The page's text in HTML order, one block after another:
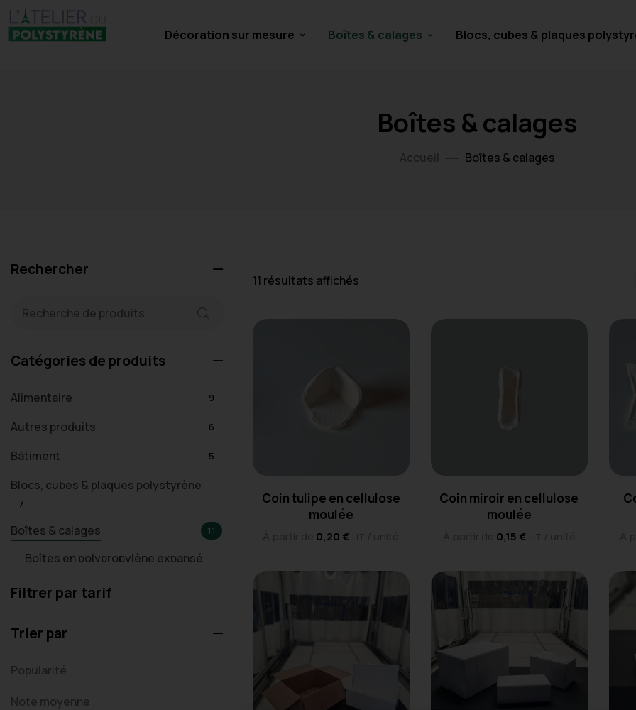
Décoration sur mesure Boîtes & calages Blocs, cubes & plaques
Boîtes & calages
Accueil Boîtes & calages
11 résultats affichés
Coin tulipe en cellulose
moulée
0,20 €
Coin miroir en cellulose
moulée
0,15 €
Rechercher
Catégories de produits
Alimentaire 9
Autres produits 6
Bâtiment 5
Blocs, cubes & plaques polystyrène
7
Boîtes & calages 11
Boîtes en polypropylène expansé
Boîtes en polystyrène expansé
Calages 4
Filtrer par tarif
Trier par
Popularité
Note moyenne